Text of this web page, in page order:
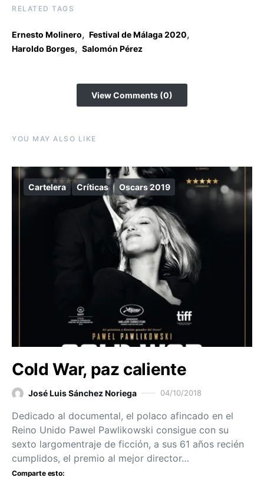
RELATED TAGS
Ernesto Molinero, Festival de Málaga 2020,
Haroldo Borges, Salomón Pérez
View Comments (0)
YOU MAY ALSO LIKE
Cartelera Críticas Oscars 2019
Cold War, paz caliente
José Luis Sánchez Noriega 04/10/2018
Dedicado al documental, el polaco afincado en el
Reino Unido Pawel Pawlikowski consigue con su
sexto largomentraje de ficción, a sus 61 años recién
cumplidos, el premio al mejor director…
Comparte esto: